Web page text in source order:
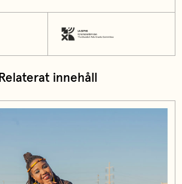
Relaterat innehåll